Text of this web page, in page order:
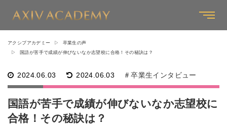
アクシブアカデミー
卒業生の声
国語が苦手で成績が伸びないなか志望校に合格！その秘訣は？
2024.06.03 2024.06.03 卒業生インタビュー
国語が苦手で成績が伸びないなか志望校に
合格！その秘訣は？